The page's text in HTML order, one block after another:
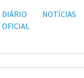
DIÁRIO
OFICIAL
NOTÍCIAS